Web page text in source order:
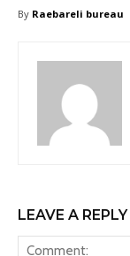
By Raebareli bureau
LEAVE A REPLY